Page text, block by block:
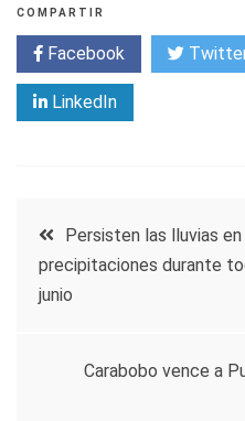
COMPARTIR
Facebook
LinkedIn
Navegación
de
Persisten las lluvias
precipitaciones durante
junio
Carabobo vence a